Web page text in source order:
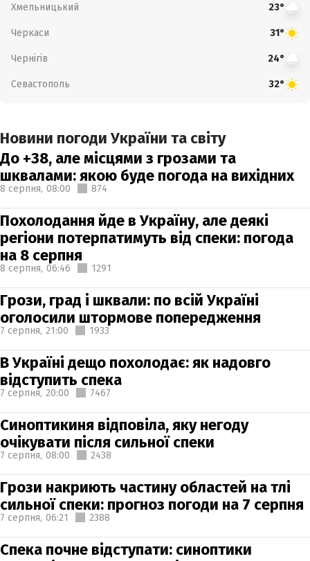
Хмельницький 23°
Черкаси 31°
Чернігів 24°
Севастополь 32°
Новини погоди України та світу
До +38, але місцями з грозами та
шквалами: якою буде погода на вихідних
8 серпня, 08:00 874
Похолодання йде в Україну, але деякі
регіони потерпатимуть від спеки: погода
на 8 серпня
8 серпня, 06:46 1291
Грози, град і шквали: по всій Україні
оголосили штормове попередження
7 серпня, 21:00 1933
В Україні дещо похолодає: як надовго
відступить спека
7 серпня, 20:00 7467
Синоптикиня відповіла, яку негоду
очікувати після сильної спеки
7 серпня, 08:00 2438
Грози накриють частину областей на тлі
сильної спеки: прогноз погоди на 7 серпня
7 серпня, 06:21 2388
Спека почне відступати: синоптики